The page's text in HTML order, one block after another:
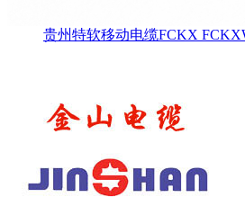
贵州特软移动电缆FCKX